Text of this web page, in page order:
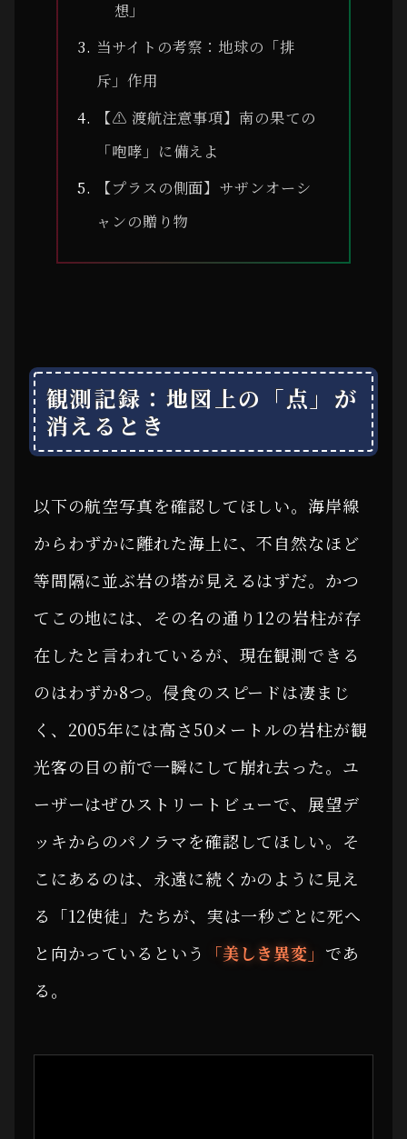
想」
当サイトの考察：地球の「排
斥」作用
【⚠ 渡航注意事項】南の果ての
「咆哮」に備えよ
【プラスの側面】サザンオーシ
ャンの贈り物
観測記録：地図上の「点」が
消えるとき
以下の航空写真を確認してほしい。海岸線
からわずかに離れた海上に、不自然なほど
等間隔に並ぶ岩の塔が見えるはずだ。かつ
てこの地には、その名の通り12の岩柱が存
在したと言われているが、現在観測できる
のはわずか8つ。侵食のスピードは凄まじ
く、2005年には高さ50メートルの岩柱が観
光客の目の前で一瞬にして崩れ去った。ユ
ーザーはぜひストリートビューで、展望デ
ッキからのパノラマを確認してほしい。そ
こにあるのは、永遠に続くかのように見え
る「12使徒」たちが、実は一秒ごとに死へ
と向かっているという
「美しき異変」 であ
る。